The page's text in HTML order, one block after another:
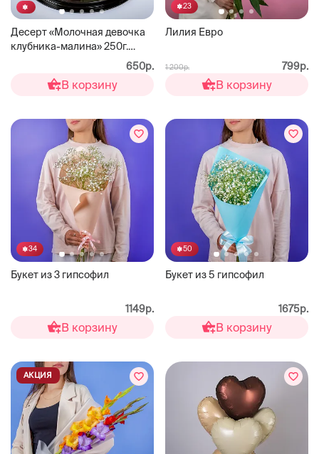
Десерт «Молочная девочка
клубника-малина» 250г.
650р.
В корзину
23
Лилия Евро
1 200р. 799р.
В корзину
34
Букет из 3 гипсофил
1149р.
В корзину
50
Букет из 5 гипсофил
1675р.
В корзину
АКЦИЯ